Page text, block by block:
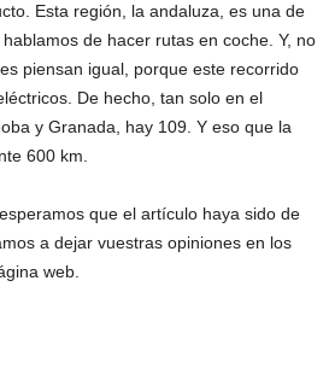
Esta región, la andaluza, es una de
de hacer rutas en coche. Y, no
piensan igual, porque este recorrido
De hecho, tan solo en el
y Granada, hay 109. Y eso que la
600 km.
que el artículo haya sido de
a dejar vuestras opiniones en los
web.